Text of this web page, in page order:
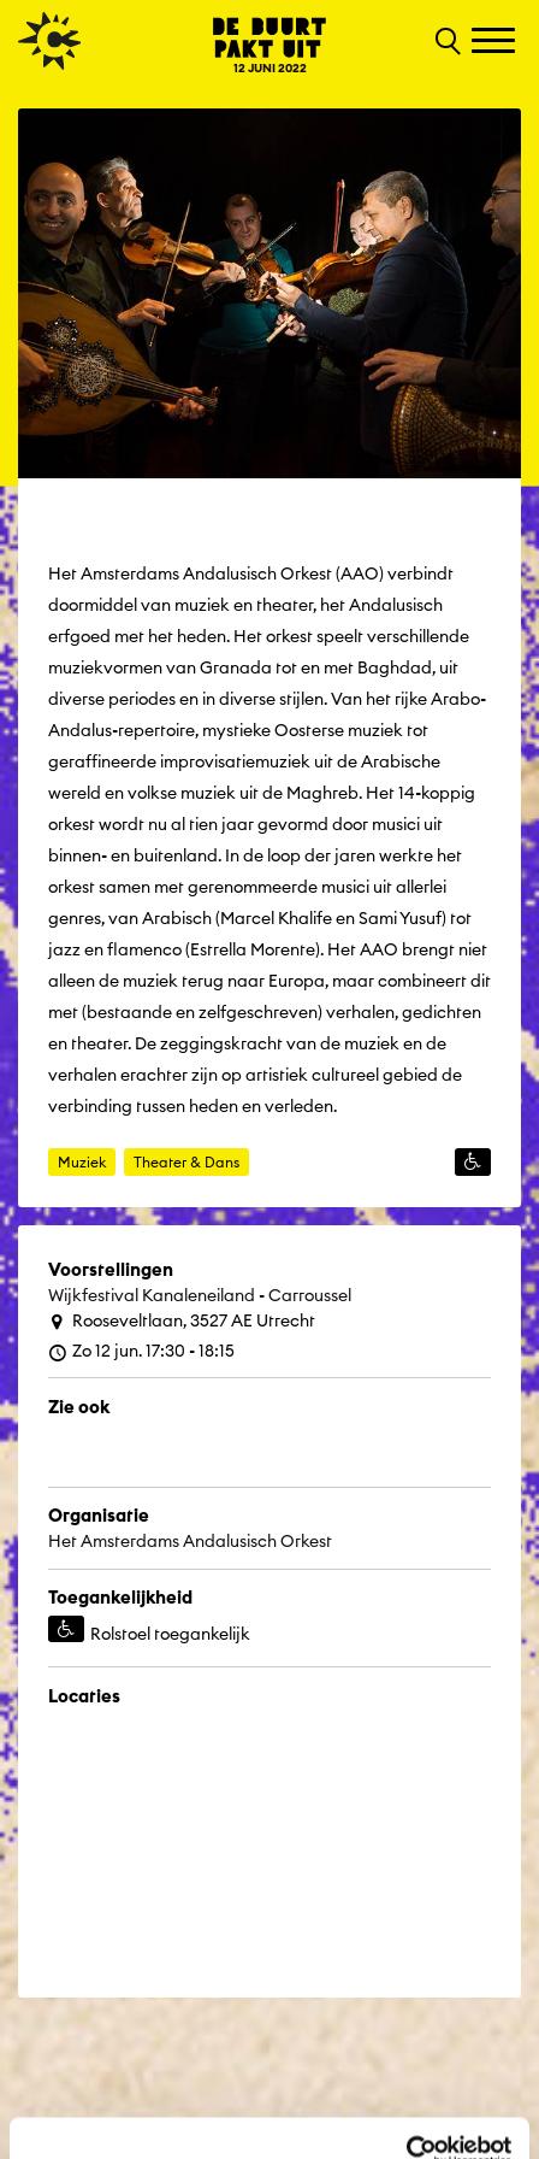
12 JUNI 2022
Het Amsterdams Andalusisch Orkest (AAO) verbindt
doormiddel van muziek en theater, het Andalusisch
erfgoed met het heden. Het orkest speelt verschillende
muziekvormen van Granada tot en met Baghdad, uit
diverse periodes en in diverse stijlen. Van het rijke Arabo-
Andalus-repertoire, mystieke Oosterse muziek tot
geraffineerde improvisatiemuziek uit de Arabische
wereld en volkse muziek uit de Maghreb. Het 14-koppig
orkest wordt nu al tien jaar gevormd door musici uit
binnen- en buitenland. In de loop der jaren werkte het
orkest samen met gerenommeerde musici uit allerlei
genres, van Arabisch (Marcel Khalife en Sami Yusuf) tot
jazz en flamenco (Estrella Morente). Het AAO brengt niet
alleen de muziek terug naar Europa, maar combineert dit
met (bestaande en zelfgeschreven) verhalen, gedichten
en theater. De zeggingskracht van de muziek en de
verhalen erachter zijn op artistiek cultureel gebied de
verbinding tussen heden en verleden.
Muziek Theater & Dans
Voorstellingen
Wijkfestival Kanaleneiland - Carroussel
Rooseveltlaan, 3527 AE Utrecht
Zo 12 jun. 17:30 - 18:15
Zie ook
Organisatie
Het Amsterdams Andalusisch Orkest
Toegankelijkheid
Rolstoel toegankelijk
Locaties